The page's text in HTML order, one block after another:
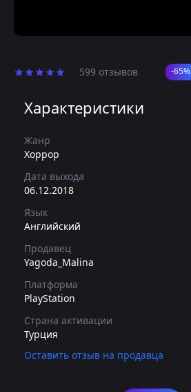
599 отзывов -65%
Характеристики
Жанр
Хоррор
Дата выхода
06.12.2018
Язык
Английский
Продавец
Yagoda_Malina
Платформа
PlayStation
Страна активации
Турция
Оставить отзыв на продавца